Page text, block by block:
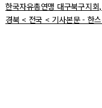
한국자유총연맹 대구북구지
경북 < 전국 < 기사본문 - 한